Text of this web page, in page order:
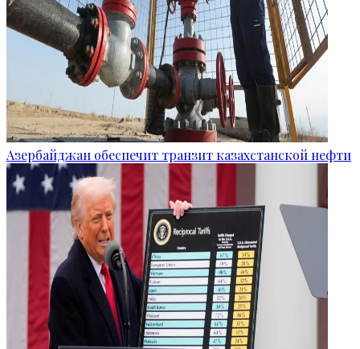
Азербайджан обеспечит транзит казахстанской нефти